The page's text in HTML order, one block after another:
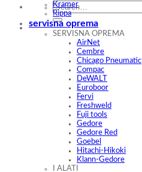
Kramer
Rippa
servisna oprema
SERVISNA OPREMA
AirNet
Cembre
Chicago Pneumatic
Compac
DeWALT
Euroboor
Fervi
Freshweld
Fuji tools
Gedore
Gedore Red
Goebel
Hitachi-Hikoki
Klann-Gedore
I ALATI